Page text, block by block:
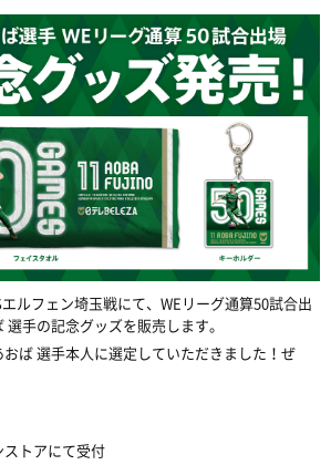
ルフェン埼玉戦にて、WEリーグ通算50試合出
手の記念グッズを販売します。
ば 選手本人に選定していただきました！ぜ
ストアにて受付